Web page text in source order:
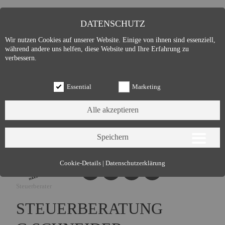
Steuerberater
STEUERBERATUNG
DATENSCHUTZ
Wir nutzen Cookies auf unserer Website. Einige von ihnen sind essenziell,
während andere uns helfen, diese Website und Ihre Erfahrung zu
verbessern.
Essential Marketing
Essential (3)
Name:
Cookie Hinweis
Cookies:
allowCookie
Laufzeit:
3 Monate
Cookie-Details | Datenschutzerklärung